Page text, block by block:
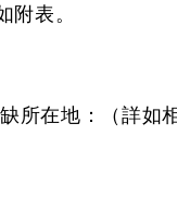
表。
所在地：（詳如